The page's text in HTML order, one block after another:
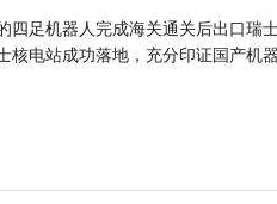
四足机器人完成海关通关后出口瑞
核电站成功落地，充分印证国产机